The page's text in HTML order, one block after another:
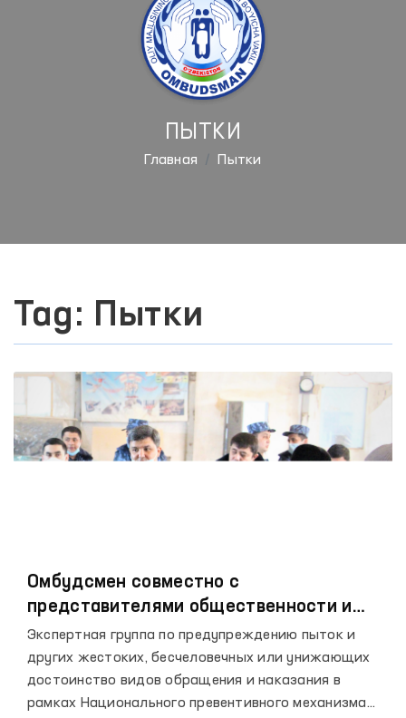
ПЫТКИ
Главная Пытки
Tag: Пытки
Омбудсмен совместно с
представителями общественности и
СМИ начал мониторинговые посещения
пенитенциарных учреждений для
предотвращения пыток.
Экспертная группа по предупреждению пыток и
других жестоких, бесчеловечных или унижающих
достоинство видов обращения и наказания в
рамках Национального превентивного механизма